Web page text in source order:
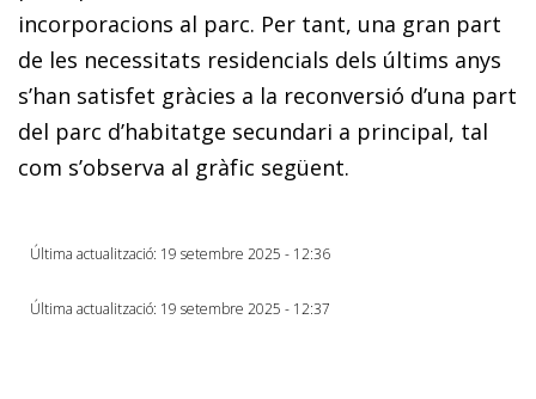
incorporacions al parc. Per tant, una gran part
de les necessitats residencials dels últims anys
s’han satisfet gràcies a la reconversió d’una part
del parc d’habitatge secundari a principal, tal
com s’observa al gràfic següent.
Última actualització: 19 setembre 2025 - 12:36
Última actualització: 19 setembre 2025 - 12:37